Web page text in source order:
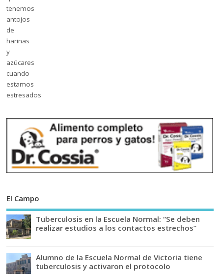
El Campo
Tuberculosis en la Escuela Normal: “Se deben
realizar estudios a los contactos estrechos”
Alumno de la Escuela Normal de Victoria tiene
tuberculosis y activaron el protocolo